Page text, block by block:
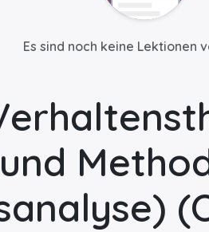
Es sind noch keine Lektionen